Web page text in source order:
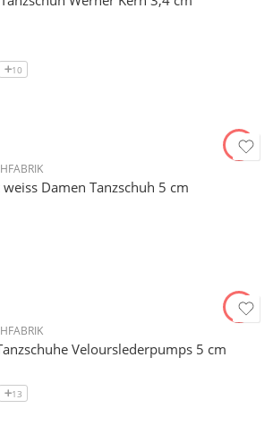
10
Damen Tanzschuh 5 cm
Velourslederpumps 5 cm
13